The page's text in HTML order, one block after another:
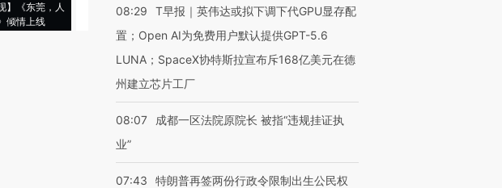
】《东莞，人
倾情上线
会，让数智科技“链”接产
【特别呈现】寻找100种
CFO：不靠规模取胜，华
08:29
T早报｜英伟达或拟下调下代GPU显存配
置；Open AI为免费用户默认提供GPT-5.6
LUNA；SpaceX协特斯拉宣布斥168亿美元在德
州建立芯片工厂
08:07
成都一区法院原院长 被指“违规挂证执
业”
07:43
特朗普再签两份行政令限制出生公民权